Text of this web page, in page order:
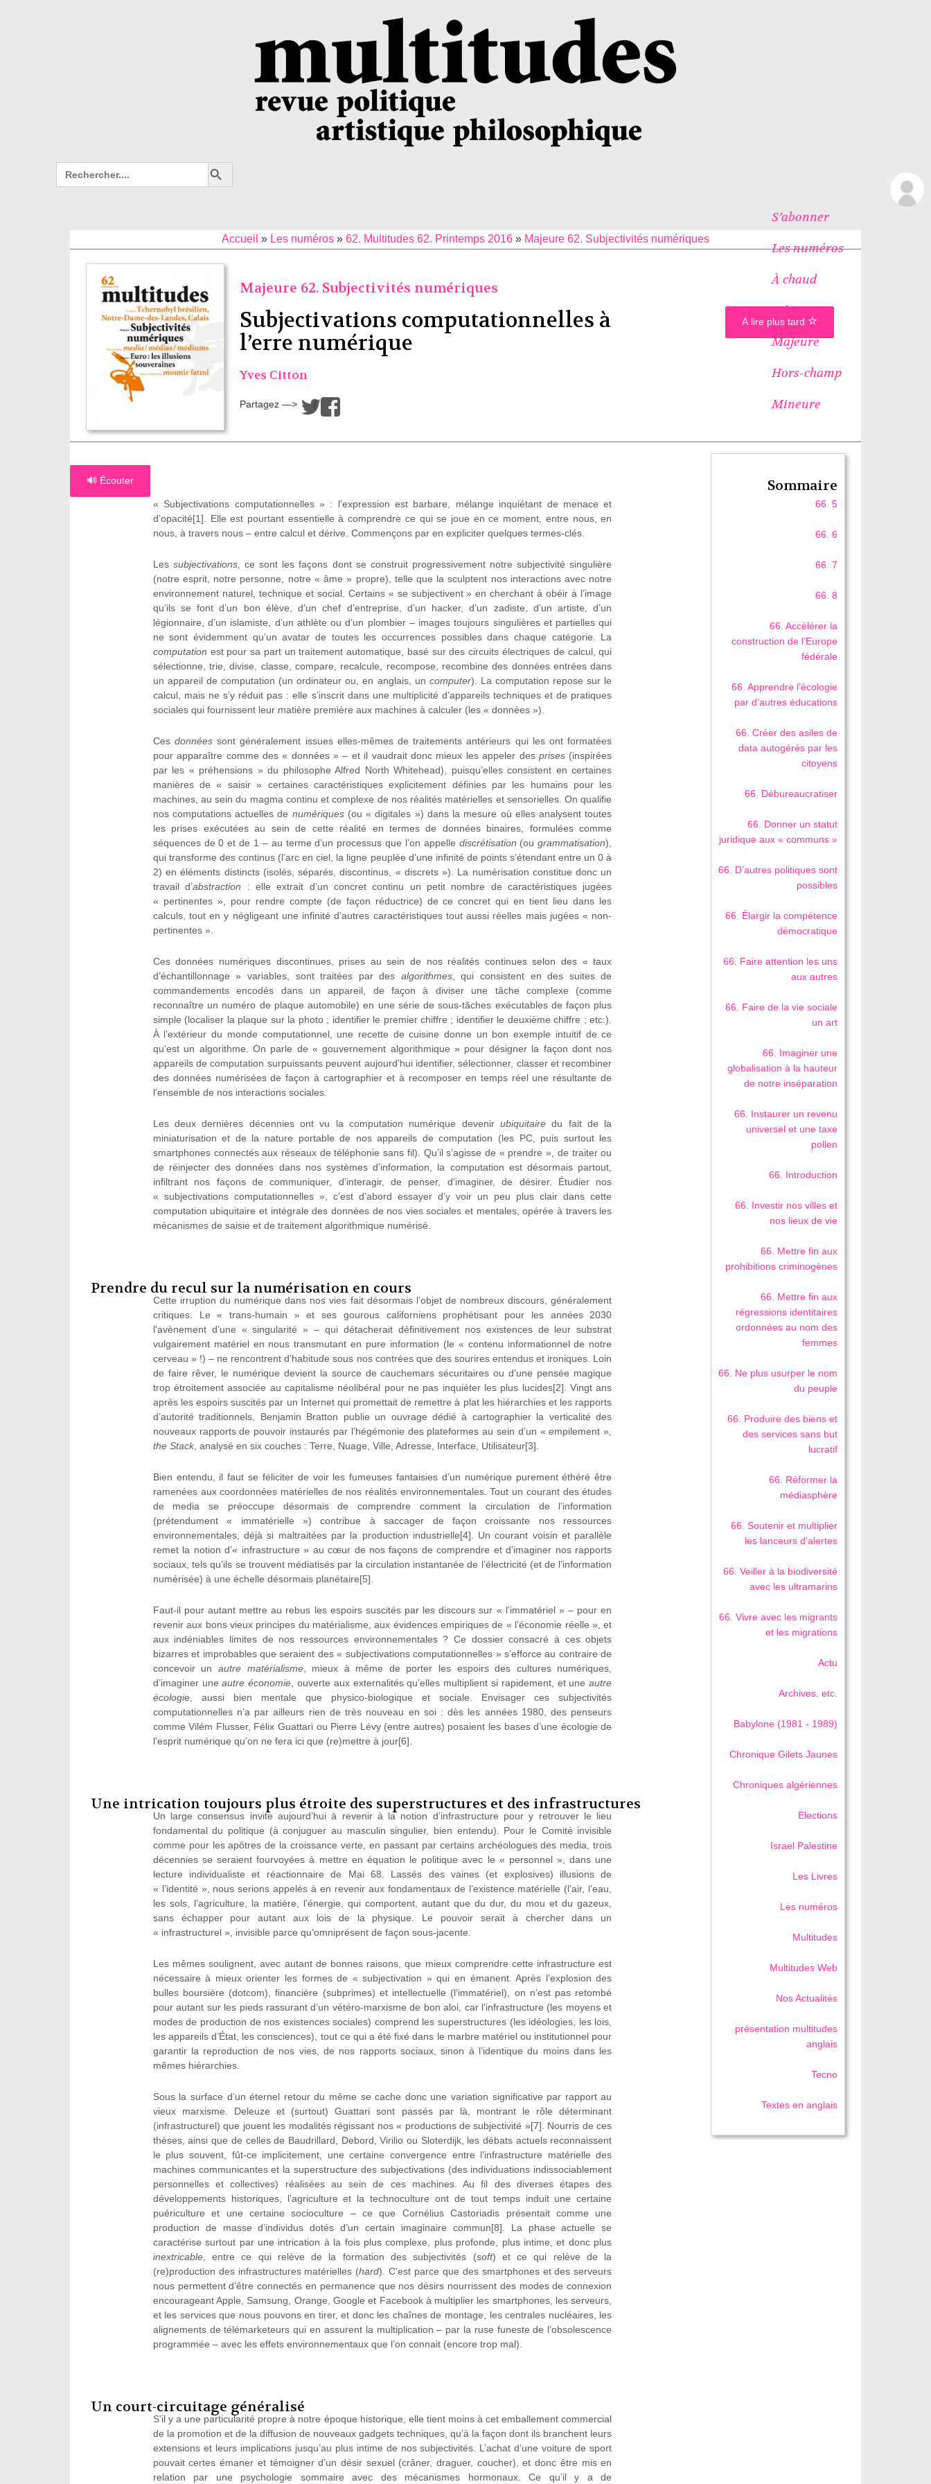
Search
for:
Search Button
S’abonner
Les numéros
À chaud
Icônes
Majeure
Hors-champ
Mineure
Accueil » Les numéros» 62. Multitudes 62. Printemps 2016» Majeure 62. Subjectivités numériques
Majeure 62. Subjectivités numériques
Subjectivations computationnelles à
l’erre numérique
Yves Citton
Partagez —> /
🔊 Écouter
« Subjectivations computationnelles » : l’expression est barbare, mélange inquiétant de menace et
d’opacité[1]. Elle est pourtant essentielle à comprendre ce qui se joue en ce moment, entre nous, en
nous, à travers nous – entre calcul et dérive. Commençons par en expliciter quelques termes-clés.
Les subjectivations, ce sont les façons dont se construit progressivement notre subjectivité singulière
(notre esprit, notre personne, notre « âme » propre), telle que la sculptent nos interactions avec notre
environnement naturel, technique et social. Certains « se subjectivent » en cherchant à obéir à l’image
qu’ils se font d’un bon élève, d’un chef d’entreprise, d’un hacker, d’un zadiste, d’un artiste, d’un
légionnaire, d’un islamiste, d’un athlète ou d’un plombier – images toujours singulières et partielles qui
ne sont évidemment qu’un avatar de toutes les occurrences possibles dans chaque catégorie. La
computation est pour sa part un traitement automatique, basé sur des circuits électriques de calcul, qui
sélectionne, trie, divise, classe, compare, recalcule, recompose, recombine des données entrées dans
un appareil de computation (un ordinateur ou, en anglais, un computer). La computation repose sur le
calcul, mais ne s’y réduit pas : elle s’inscrit dans une multiplicité d’appareils techniques et de pratiques
sociales qui fournissent leur matière première aux machines à calculer (les « données »).
Cesdonnées sont généralement issues elles-mêmes de traitements antérieurs qui les ont formatées
pour apparaître comme des « données » – et il vaudrait donc mieux les appeler des prises(inspirées
par les « préhensions » du philosophe Alfred North Whitehead), puisqu’elles consistent en certaines
manières de « saisir » certaines caractéristiques explicitement définies par les humains pour les
machines, au sein du magma continu et complexe de nos réalités matérielles et sensorielles. On qualifie
nos computations actuelles de numériques(ou « digitales ») dans la mesure où elles analysent toutes
les prises exécutées au sein de cette réalité en termes de données binaires, formulées comme
séquences de 0 et de 1 – au terme d’un processus que l’on appelle discrétisation (ougrammatisation),
qui transforme des continus (l’arc en ciel, la ligne peuplée d’une infinité de points s’étendant entre un 0 à
2) en éléments distincts (isolés, séparés, discontinus, « discrets »). La numérisation constitue donc un
travail d’abstraction : elle extrait d’un concret continu un petit nombre de caractéristiques jugées
« pertinentes », pour rendre compte (de façon réductrice) de ce concret qui en tient lieu dans les
calculs, tout en y négligeant une infinité d’autres caractéristiques tout aussi réelles mais jugées « non-
pertinentes ».
Ces données numériques discontinues, prises au sein de nos réalités continues selon des « taux
d’échantillonnage » variables, sont traitées par des algorithmes, qui consistent en des suites de
commandements encodés dans un appareil, de façon à diviser une tâche complexe (comme
reconnaître un numéro de plaque automobile) en une série de sous-tâches exécutables de façon plus
simple (localiser la plaque sur la photo ; identifier le premier chiffre ; identifier le deuxième chiffre ; etc.).
À l’extérieur du monde computationnel, une recette de cuisine donne un bon exemple intuitif de ce
qu’est un algorithme. On parle de « gouvernement algorithmique » pour désigner la façon dont nos
appareils de computation surpuissants peuvent aujourd’hui identifier, sélectionner, classer et recombiner
des données numérisées de façon à cartographier et à recomposer en temps réel une résultante de
l’ensemble de nos interactions sociales.
Les deux dernières décennies ont vu la computation numérique devenir ubiquitaire du fait de la
miniaturisation et de la nature portable de nos appareils de computation (les PC, puis surtout les
smartphones connectés aux réseaux de téléphonie sans fil). Qu’il s’agisse de « prendre », de traiter ou
de réinjecter des données dans nos systèmes d’information, la computation est désormais partout,
infiltrant nos façons de communiquer, d’interagir, de penser, d’imaginer, de désirer. Étudier nos
« subjectivations computationnelles », c’est d’abord essayer d’y voir un peu plus clair dans cette
computation ubiquitaire et intégrale des données de nos vies sociales et mentales, opérée à travers les
mécanismes de saisie et de traitement algorithmique numérisé.
Prendre du recul sur la numérisation en cours
Cette irruption du numérique dans nos vies fait désormais l’objet de nombreux discours, généralement
critiques. Le « trans-humain » et ses gourous californiens prophétisant pour les années 2030
l’avènement d’une « singularité » – qui détacherait définitivement nos existences de leur substrat
vulgairement matériel en nous transmutant en pure information (le « contenu informationnel de notre
cerveau » !) – ne rencontrent d’habitude sous nos contrées que des sourires entendus et ironiques. Loin
de faire rêver, le numérique devient la source de cauchemars sécuritaires ou d’une pensée magique
trop étroitement associée au capitalisme néolibéral pour ne pas inquiéter les plus lucides[2]. Vingt ans
après les espoirs suscités par un Internet qui promettait de remettre à plat les hiérarchies et les rapports
d’autorité traditionnels, Benjamin Bratton publie un ouvrage dédié à cartographier la verticalité des
nouveaux rapports de pouvoir instaurés par l’hégémonie des plateformes au sein d’un « empilement »,
the Stack, analysé en six couches : Terre, Nuage, Ville, Adresse, Interface, Utilisateur[3].
Bien entendu, il faut se féliciter de voir les fumeuses fantaisies d’un numérique purement éthéré être
ramenées aux coordonnées matérielles de nos réalités environnementales. Tout un courant des études
de media se préoccupe désormais de comprendre comment la circulation de l’information
(prétendument « immatérielle ») contribue à saccager de façon croissante nos ressources
environnementales, déjà si maltraitées par la production industrielle[4]. Un courant voisin et parallèle
remet la notion d’« infrastructure » au cœur de nos façons de comprendre et d’imaginer nos rapports
sociaux, tels qu’ils se trouvent médiatisés par la circulation instantanée de l’électricité (et de l’information
numérisée) à une échelle désormais planétaire[5].
Faut-il pour autant mettre au rebus les espoirs suscités par les discours sur « l’immatériel » – pour en
revenir aux bons vieux principes du matérialisme, aux évidences empiriques de « l’économie réelle », et
aux indéniables limites de nos ressources environnementales ? Ce dossier consacré à ces objets
bizarres et improbables que seraient des « subjectivations computationnelles » s’efforce au contraire de
concevoir un autre matérialisme, mieux à même de porter les espoirs des cultures numériques,
d’imaginer uneautre économie , ouverte aux externalités qu’elles multiplient si rapidement, et uneautre
écologie, aussi bien mentale que physico-biologique et sociale. Envisager ces subjectivités
computationnelles n’a par ailleurs rien de très nouveau en soi : dès les années 1980, des penseurs
comme Vilém Flusser, Félix Guattari ou Pierre Lévy (entre autres) posaient les bases d’une écologie de
l’esprit numérique qu’on ne fera ici que (re)mettre à jour[6].
Une intrication toujours plus étroite des superstructures et des infrastructures
Un large consensus invite aujourd’hui à revenir à la notion d’infrastructure pour y retrouver le lieu
fondamental du politique (à conjuguer au masculin singulier, bien entendu). Pour le Comité invisible
comme pour les apôtres de la croissance verte, en passant par certains archéologues des media, trois
décennies se seraient fourvoyées à mettre en équation le politique avec le « personnel », dans une
lecture individualiste et réactionnaire de Mai 68. Lassés des vaines (et explosives) illusions de
« l’identité », nous serions appelés à en revenir aux fondamentaux de l’existence matérielle (l’air, l’eau,
les sols, l’agriculture, la matière, l’énergie, qui comportent, autant que du dur, du mou et du gazeux,
sans échapper pour autant aux lois de la physique. Le pouvoir serait à chercher dans un
« infrastructurel », invisible parce qu’omniprésent de façon sous-jacente.
Les mêmes soulignent, avec autant de bonnes raisons, que mieux comprendre cette infrastructure est
nécessaire à mieux orienter les formes de « subjectivation » qui en émanent. Après l’explosion des
bulles boursière (dotcom), financière (subprimes) et intellectuelle (l’immatériel), on n’est pas retombé
pour autant sur les pieds rassurant d’un vétéro-marxisme de bon aloi, car l’infrastructure (les moyens et
modes de production de nos existences sociales) comprend les superstructures (les idéologies, les lois,
les appareils d’État, les consciences), tout ce qui a été fixé dans le marbre matériel ou institutionnel pour
garantir la reproduction de nos vies, de nos rapports sociaux, sinon à l’identique du moins dans les
mêmes hiérarchies.
Sous la surface d’un éternel retour du même se cache donc une variation significative par rapport au
vieux marxisme. Deleuze et (surtout) Guattari sont passés par là, montrant le rôle déterminant
(infrastructurel) que jouent les modalités régissant nos « productions de subjectivité »[7]. Nourris de ces
thèses, ainsi que de celles de Baudrillard, Debord, Virilio ou Sloterdijk, les débats actuels reconnaissent
le plus souvent, fût-ce implicitement, une certaine convergence entre l’infrastructure matérielle des
machines communicantes et la superstructure des subjectivations (des individuations indissociablement
personnelles et collectives) réalisées au sein de ces machines. Au fil des diverses étapes des
développements historiques, l’agriculture et la technoculture ont de tout temps induit une certaine
puériculture et une certaine socioculture – ce que Cornélius Castoriadis présentait comme une
production de masse d’individus dotés d’un certain imaginaire commun[8]. La phase actuelle se
caractérise surtout par une intrication à la fois plus complexe, plus profonde, plus intime, et donc plus
inextricable, entre ce qui relève de la formation des subjectivités (soft) et ce qui relève de la
(re)production des infrastructures matérielles (hard). C’est parce que des smartphones et des serveurs
nous permettent d’être connectés en permanence que nos désirs nourrissent des modes de connexion
encourageant Apple, Samsung, Orange, Google et Facebook à multiplier les smartphones, les serveurs,
et les services que nous pouvons en tirer, et donc les chaînes de montage, les centrales nucléaires, les
alignements de télémarketeurs qui en assurent la multiplication – par la ruse funeste de l’obsolescence
programmée – avec les effets environnementaux que l’on connait (encore trop mal).
Un court-circuitage généralisé
S’il y a une particularité propre à notre époque historique, elle tient moins à cet emballement commercial
de la promotion et de la diffusion de nouveaux gadgets techniques, qu’à la façon dont ils branchent leurs
extensions et leurs implications jusqu’au plus intime de nos subjectivités. L’achat d’une voiture de sport
pouvait certes émaner et témoigner d’un désir sexuel (crâner, draguer, coucher), et donc être mis en
relation par une psychologie sommaire avec des mécanismes hormonaux. Ce qu’il y a de
A lire plus tard
Sommaire
66. 5
66. 6
66. 7
66. 8
66. Accélérer la
construction de l’Europe
fédérale
66. Apprendre l’écologie
par d’autres éducations
66. Créer des asiles de
data autogérés par les
citoyens
66. Débureaucratiser
66. Donner un statut
juridique aux « communs »
66. D’autres politiques sont
possibles
66. Élargir la compétence
démocratique
66. Faire attention les uns
aux autres
66. Faire de la vie sociale
un art
66. Imaginer une
globalisation à la hauteur
de notre inséparation
66. Instaurer un revenu
universel et une taxe
pollen
66. Introduction
66. Investir nos villes et
nos lieux de vie
66. Mettre fin aux
prohibitions criminogènes
66. Mettre fin aux
régressions identitaires
ordonnées au nom des
femmes
66. Ne plus usurper le nom
du peuple
66. Produire des biens et
des services sans but
lucratif
66. Réformer la
médiasphère
66. Soutenir et multiplier
les lanceurs d’alertes
66. Veiller à la biodiversité
avec les ultramarins
66. Vivre avec les migrants
et les migrations
Actu
Archives, etc.
Babylone (1981 - 1989)
Chronique Gilets Jaunes
Chroniques algériennes
Elections
Israel Palestine
Les Livres
Les numéros
Multitudes
Multitudes Web
Nos Actualités
présentation multitudes
anglais
Tecno
Textes en anglais